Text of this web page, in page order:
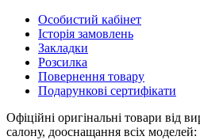
Особистий кабінет
Історія замовлень
Закладки
Розсилка
Повернення товару
Подарункові сертифікати
Офіційні оригінальні товари від
салону, дооснащання всіх